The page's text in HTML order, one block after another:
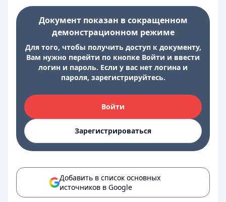
Документ показан в сокращенном
демонстрационном режиме
Для того, чтобы получить доступ к документу,
Вам нужно перейти по кнопке Войти и ввести
логин и пароль. Если у вас нет логина и
пароля, зарегистрируйтесь.
Войти
Зарегистрироваться
Добавить в список основных
источников в Google